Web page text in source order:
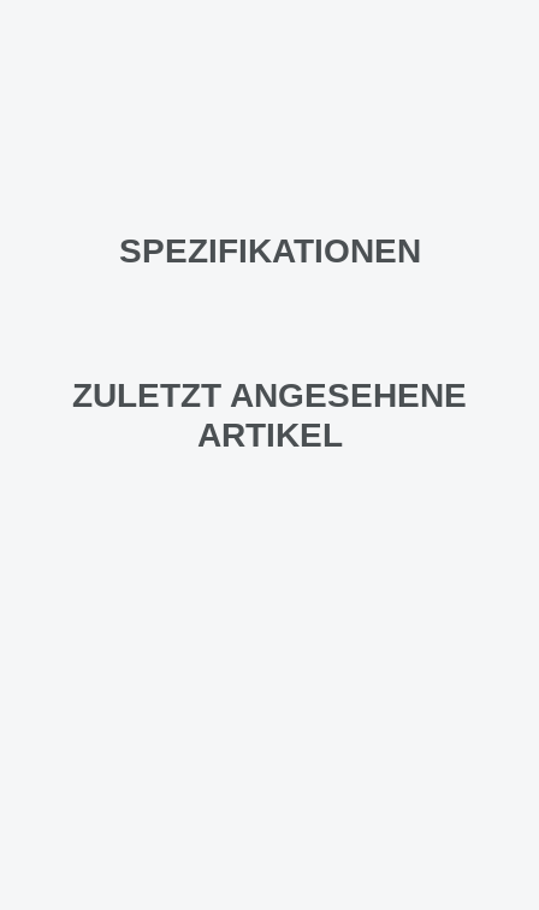
SPEZIFIKATIONEN
ZULETZT ANGESEHENE
ARTIKEL